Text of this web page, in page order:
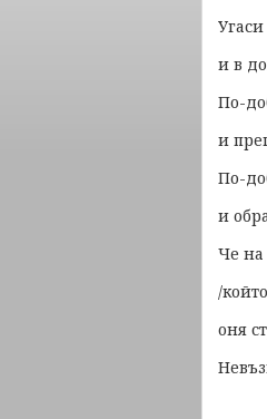
и в
По-
и
По-
и
Че на
/
оня